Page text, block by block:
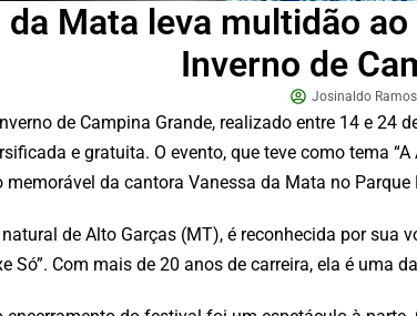
da Mata leva multidão
Inverno de
Josinaldo Ramos
de Campina Grande, realizado entre 14 e
e gratuita. O evento, que teve como tema
memorável da cantora Vanessa da Mata no Parque
de Alto Garças (MT), é reconhecida por sua
Só”. Com mais de 20 anos de carreira, ela é